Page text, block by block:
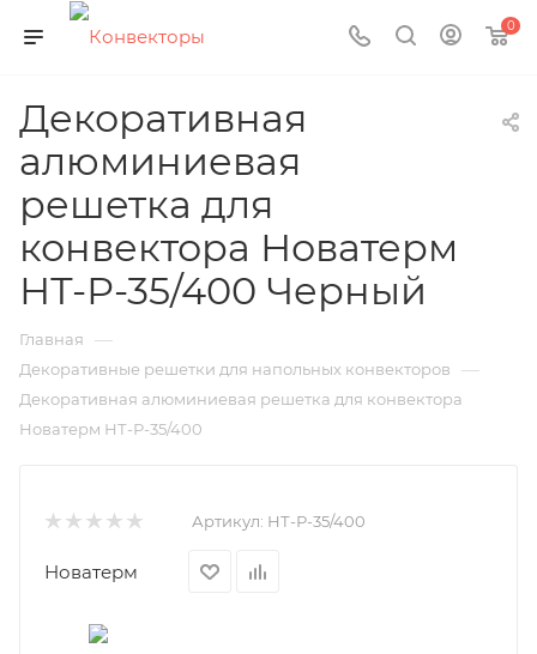
0
Декоративная
алюминиевая
решетка для
конвектора Новатерм
НТ-Р-35/400 Черный
Главная —
Декоративные решетки для напольных конвекторов —
Декоративная алюминиевая решетка для конвектора
Новатерм НТ-Р-35/400
Артикул: НТ-Р-35/400
Новатерм